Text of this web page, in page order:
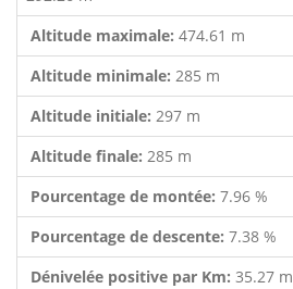
Altitude maximale: 474.61 m
Altitude minimale: 285 m
Altitude initiale: 297 m
Altitude finale: 285 m
Pourcentage de montée: 7.96 %
Pourcentage de descente: 7.38 %
Dénivelée positive par Km: 35.27 m